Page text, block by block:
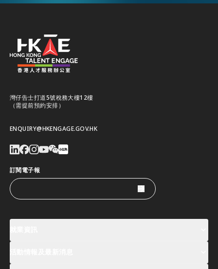
灣仔告士打道5號稅務大樓12樓
（需提前預約安排）
ENQUIRY@HKENGAGE.GOV.HK
訂閱電子報
薪酬指數